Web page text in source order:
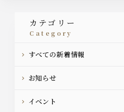
カテゴリー
category
すべての新着情報
お知らせ
イベント